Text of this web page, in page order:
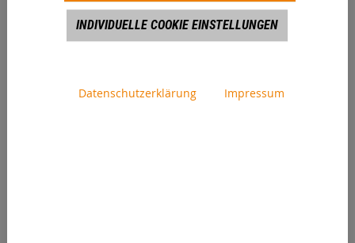
INDIVIDUELLE COOKIE EINSTELLUNGEN
Datenschutzerklärung Impressum